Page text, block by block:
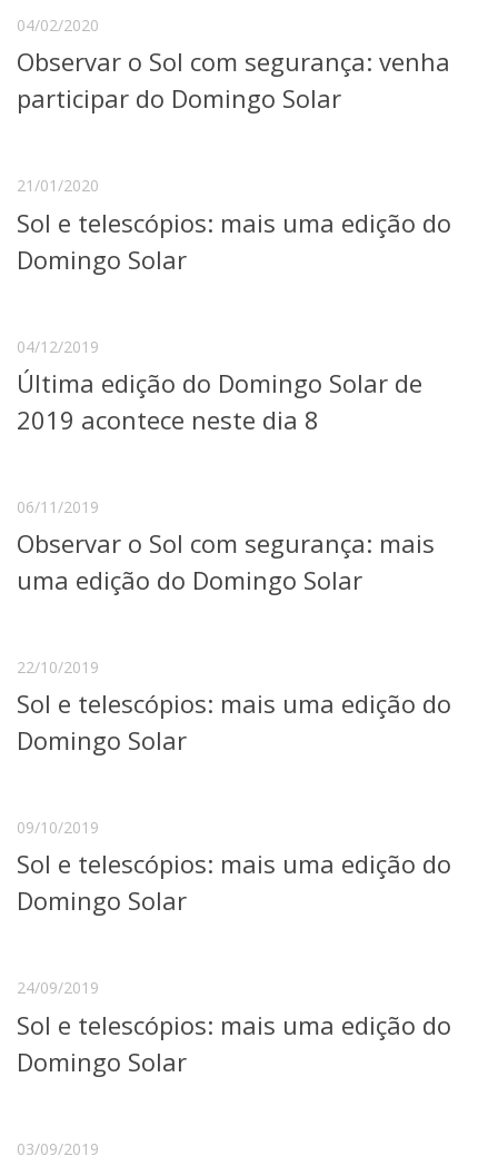
Educação a distância
Cursos de Extensão
Pesquisa e Inovação
Iniciação Científica
Transferência de Tecnologia
Empresas Juniores
Extensão à Comunidade
Museus e Espaços Interativos
Serviços
Bibliotecas
Outros serviços
Comunicação
Assessorias e Mídias
Defesa de Teses
04/02/2020
Observar o Sol com segurança: venha
participar do Domingo Solar
21/01/2020
Sol e telescópios: mais uma edição do
Domingo Solar
04/12/2019
Última edição do Domingo Solar de
2019 acontece neste dia 8
06/11/2019
Observar o Sol com segurança: mais
uma edição do Domingo Solar
22/10/2019
Sol e telescópios: mais uma edição do
Domingo Solar
09/10/2019
Sol e telescópios: mais uma edição do
Domingo Solar
24/09/2019
Sol e telescópios: mais uma edição do
Domingo Solar
03/09/2019